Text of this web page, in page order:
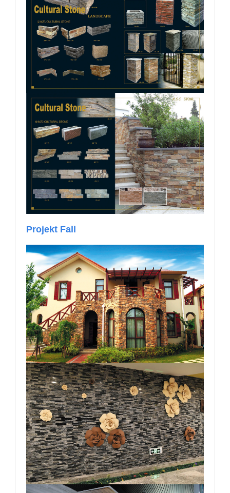
Projekt Fall